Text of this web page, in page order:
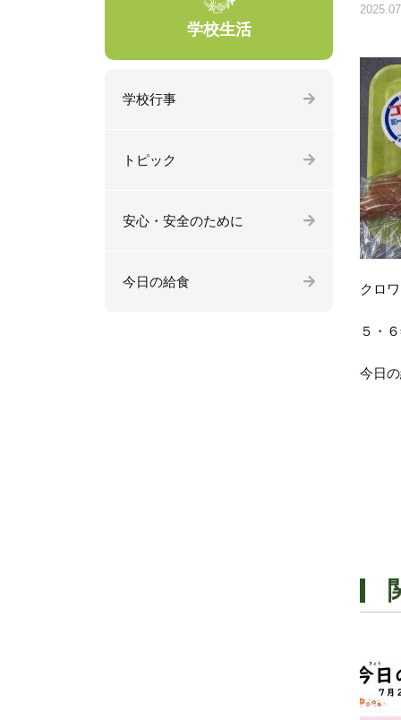
クロ
５・
今日
学校生活
学校行事
トピック
安心・安全のために
今日の給食